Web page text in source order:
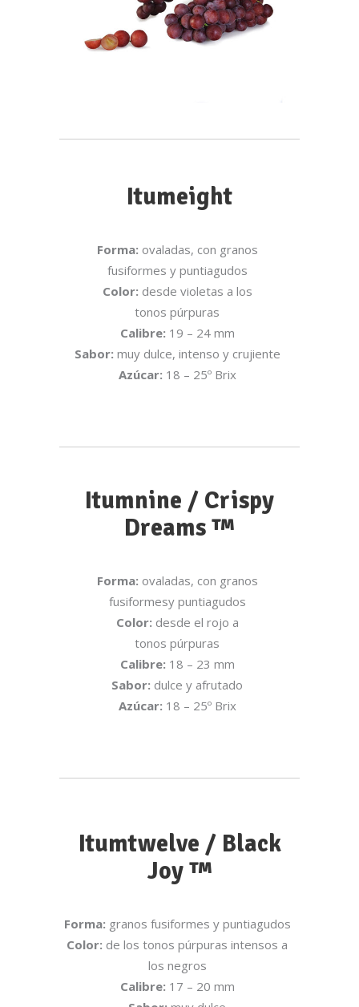
Itumeight
Forma: ovaladas, con granos
fusiformes y puntiagudos
Color: desde violetas a los
tonos púrpuras
Calibre: 19 – 24 mm
Sabor: muy dulce, intenso y crujiente
Azúcar: 18 – 25º Brix
Itumnine / Crispy
Dreams ™
Forma: ovaladas, con granos
fusiformesy puntiagudos
Color: desde el rojo a
tonos púrpuras
Calibre: 18 – 23 mm
Sabor: dulce y afrutado
Azúcar: 18 – 25º Brix
Itumtwelve / Black
Joy ™
Forma: granos fusiformes y puntiagudos
Color: de los tonos púrpuras intensos a
los negros
Calibre: 17 – 20 mm